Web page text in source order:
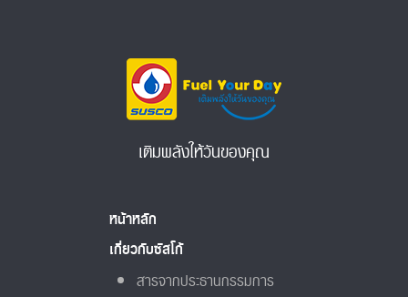
เติมพลังให้วันของคุณ
หน้าหลัก
เกี่ยวกับซัสโก้
สารจากประธานกรรมการ